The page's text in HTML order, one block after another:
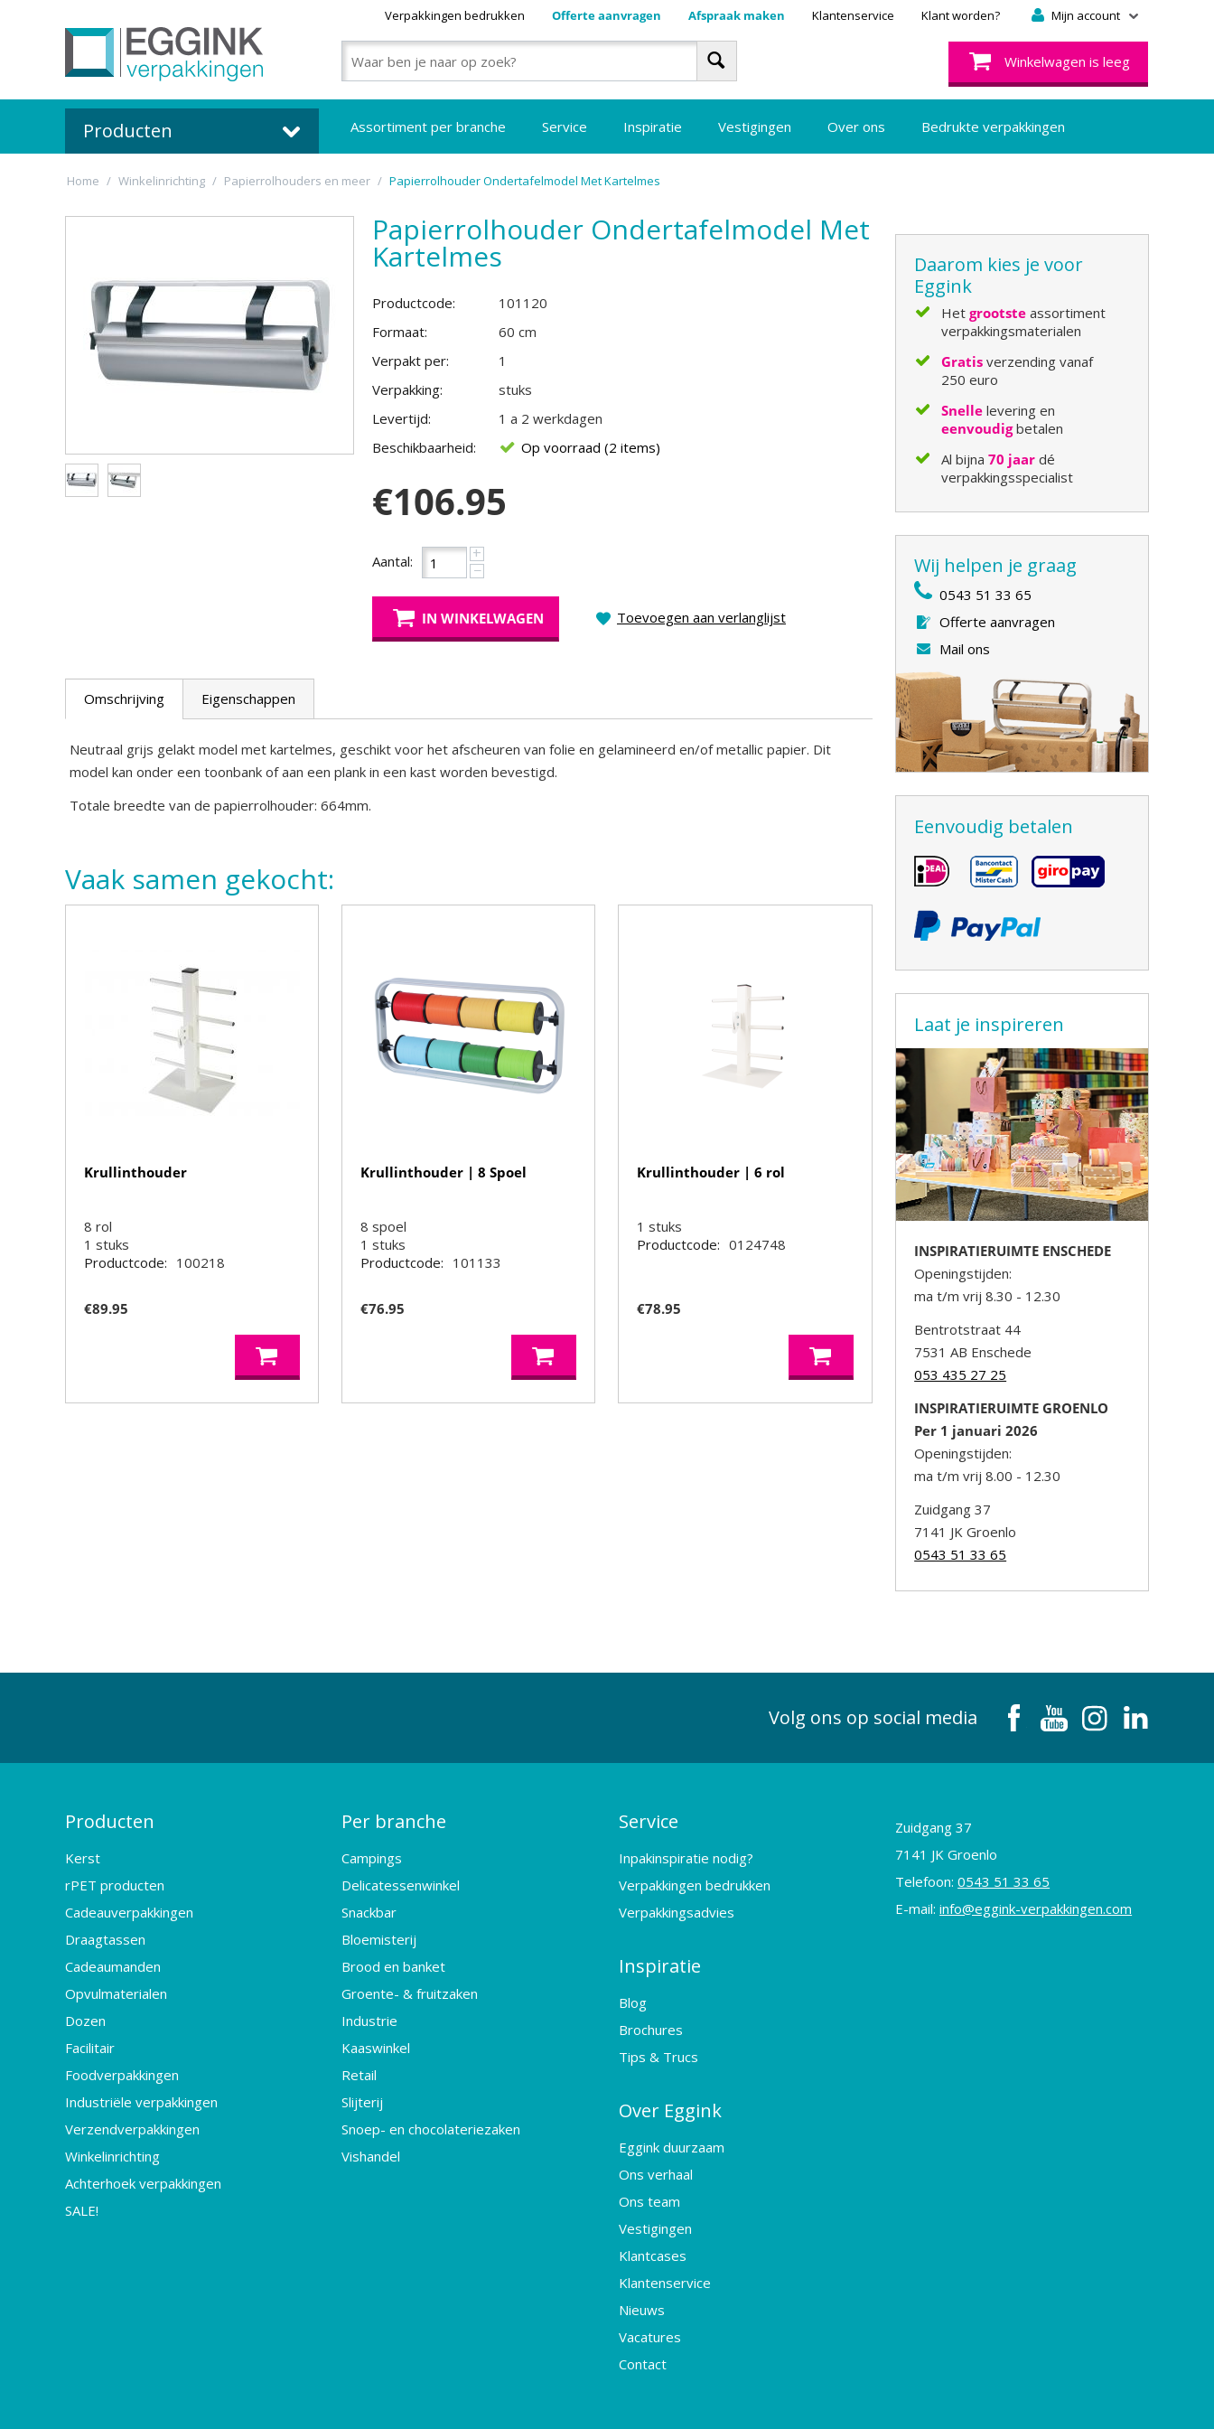
Mijn account
Verpakkingen bedrukken Offerte aanvragen Afspraak maken Klantenservice Klant worden?
Winkelwagen is leeg
Producten Assortiment per branche Service Inspiratie Vestigingen Over ons Bedrukte verpakkingen
Home / Winkelinrichting / Papierrolhouders en meer / Papierrolhouder Ondertafelmodel Met Kartelmes
Papierrolhouder Ondertafelmodel Met
Kartelmes
Productcode:
101120
Formaat:
60 cm
Verpakt per:
1
Verpakking:
stuks
Levertijd:
1 a 2 werkdagen
Beschikbaarheid:
Op voorraad (2 items)
€106.95
Aantal:
+
−
IN WINKELWAGEN Toevoegen aan verlanglijst
Omschrijving Eigenschappen
Neutraal grijs gelakt model met kartelmes, geschikt voor het afscheuren van folie en gelamineerd en/of metallic papier. Dit
model kan onder een toonbank of aan een plank in een kast worden bevestigd.
Totale breedte van de papierrolhouder: 664mm.
Vaak samen gekocht:
Krullinthouder
8 rol
1 stuks
Productcode: 100218
€89.95
Krullinthouder | 8 Spoel
8 spoel
1stuks
Productcode: 101133
€76.95
Krullinthouder | 6 rol
1stuks
Productcode: 0124748
€78.95
Daarom kies je voor
Eggink
Hetgrootste assortiment
verpakkingsmaterialen
Gratis verzending vanaf
250 euro
Snelle levering en
eenvoudigbetalen
Al bijna70 jaar dé
verpakkingsspecialist
Wij helpen je graag
0543 51 33 65
Offerte aanvragen
Mail ons
Eenvoudig betalen
Laat je inspireren
INSPIRATIERUIMTE ENSCHEDE
Openingstijden:
ma t/m vrij 8.30 - 12.30
Bentrotstraat 44
7531 AB Enschede
053 435 27 25
INSPIRATIERUIMTE GROENLO
Per 1 januari 2026
Openingstijden:
ma t/m vrij 8.00 - 12.30
Zuidgang 37
7141 JK Groenlo
0543 51 33 65
Volg ons op social media
Producten
Kerst
rPET producten
Cadeauverpakkingen
Draagtassen
Cadeaumanden
Opvulmaterialen
Dozen
Facilitair
Foodverpakkingen
Industriële verpakkingen
Verzendverpakkingen
Winkelinrichting
Achterhoek verpakkingen
SALE!
Per branche
Campings
Delicatessenwinkel
Snackbar
Bloemisterij
Brood en banket
Groente- & fruitzaken
Industrie
Kaaswinkel
Retail
Slijterij
Snoep- en chocolateriezaken
Vishandel
Service
Inpakinspiratie nodig?
Verpakkingen bedrukken
Verpakkingsadvies
Inspiratie
Blog
Brochures
Tips & Trucs
Over Eggink
Eggink duurzaam
Ons verhaal
Ons team
Vestigingen
Klantcases
Klantenservice
Nieuws
Vacatures
Contact
Zuidgang 37
7141 JK Groenlo
Telefoon:0543 51 33 65
E-mail:info@eggink-verpakkingen.com